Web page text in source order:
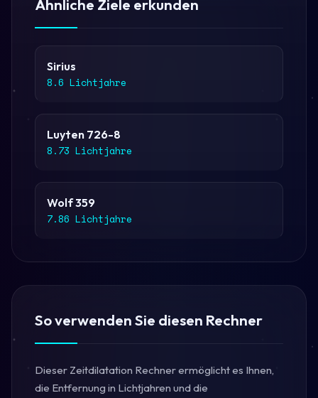
Ähnliche Ziele erkunden
Sirius
8.6 Lichtjahre
Luyten 726-8
8.73 Lichtjahre
Wolf 359
7.86 Lichtjahre
So verwenden Sie diesen Rechner
Dieser Zeitdilatation Rechner ermöglicht es Ihnen,
die Entfernung in Lichtjahren und die